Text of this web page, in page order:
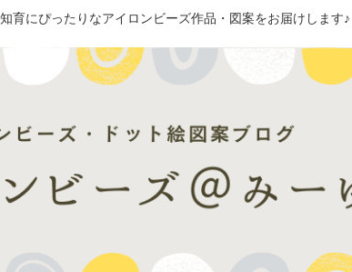
育にぴったりなアイロンビーズ作品・図案をお届けします♪